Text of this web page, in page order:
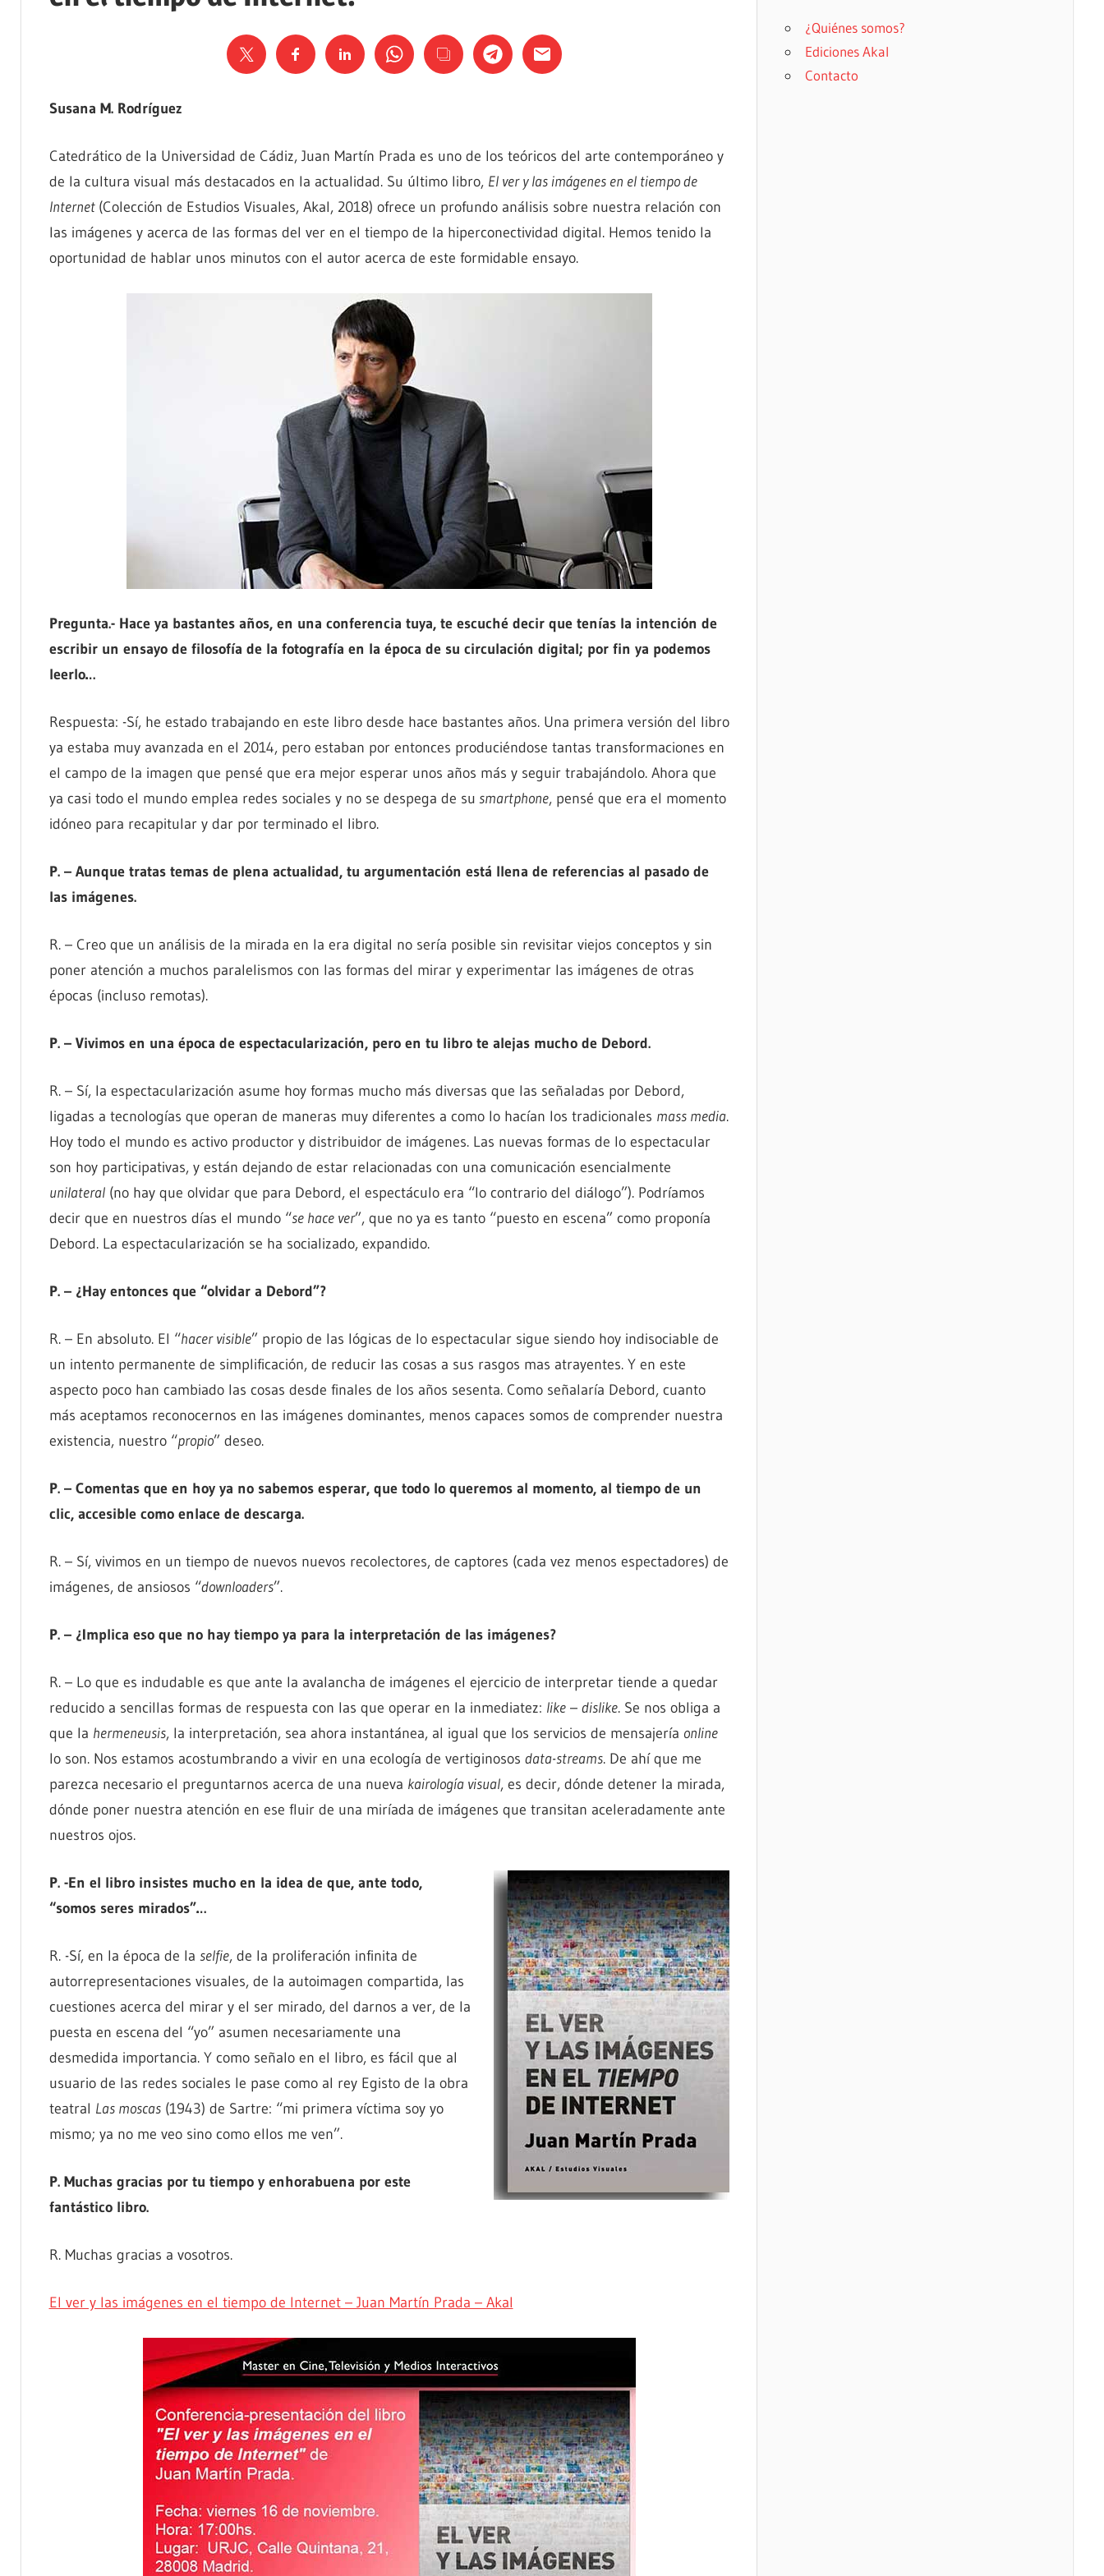
Susana M. Rodríguez
Catedrático de la Universidad de Cádiz, Juan Martín Prada es uno de los teóricos del arte contemporáneo y
de la cultura visual más destacados en la actualidad. Su último libro, El ver y las imágenes en el tiempo de
Internet (Colección de Estudios Visuales, Akal, 2018) ofrece un profundo análisis sobre nuestra relación con
las imágenes y acerca de las formas del ver en el tiempo de la hiperconectividad digital. Hemos tenido la
oportunidad de hablar unos minutos con el autor acerca de este formidable ensayo.
Pregunta.- Hace ya bastantes años, en una conferencia tuya, te escuché decir que tenías la intención de
escribir un ensayo de filosofía de la fotografía en la época de su circulación digital; por fin ya podemos
leerlo…
Respuesta: -Sí, he estado trabajando en este libro desde hace bastantes años. Una primera versión del libro
ya estaba muy avanzada en el 2014, pero estaban por entonces produciéndose tantas transformaciones en
el campo de la imagen que pensé que era mejor esperar unos años más y seguir trabajándolo. Ahora que
ya casi todo el mundo emplea redes sociales y no se despega de su smartphone, pensé que era el momento
idóneo para recapitular y dar por terminado el libro.
P. – Aunque tratas temas de plena actualidad, tu argumentación está llena de referencias al pasado de
las imágenes.
R. – Creo que un análisis de la mirada en la era digital no sería posible sin revisitar viejos conceptos y sin
poner atención a muchos paralelismos con las formas del mirar y experimentar las imágenes de otras
épocas (incluso remotas).
P. – Vivimos en una época de espectacularización, pero en tu libro te alejas mucho de Debord.
R. – Sí, la espectacularización asume hoy formas mucho más diversas que las señaladas por Debord,
ligadas a tecnologías que operan de maneras muy diferentes a como lo hacían los tradicionales mass media.
Hoy todo el mundo es activo productor y distribuidor de imágenes. Las nuevas formas de lo espectacular
son hoy participativas, y están dejando de estar relacionadas con una comunicación esencialmente
unilateral(no hay que olvidar que para Debord, el espectáculo era “lo contrario del diálogo”). Podríamos
decir que en nuestros días el mundo “se hace ver”, que no ya es tanto “puesto en escena” como proponía
Debord. La espectacularización se ha socializado, expandido.
P. – ¿Hay entonces que “olvidar a Debord”?
R. – En absoluto. El “hacer visible” propio de las lógicas de lo espectacular sigue siendo hoy indisociable de
un intento permanente de simplificación, de reducir las cosas a sus rasgos mas atrayentes. Y en este
aspecto poco han cambiado las cosas desde finales de los años sesenta. Como señalaría Debord, cuanto
más aceptamos reconocernos en las imágenes dominantes, menos capaces somos de comprender nuestra
existencia, nuestro “propio” deseo.
P. – Comentas que en hoy ya no sabemos esperar, que todo lo queremos al momento, al tiempo de un
clic, accesible como enlace de descarga.
R. – Sí, vivimos en un tiempo de nuevos nuevos recolectores, de captores (cada vez menos espectadores) de
imágenes, de ansiosos “downloaders”.
P. – ¿Implica eso que no hay tiempo ya para la interpretación de las imágenes?
R. – Lo que es indudable es que ante la avalancha de imágenes el ejercicio de interpretar tiende a quedar
reducido a sencillas formas de respuesta con las que operar en la inmediatez: like– dislike. Se nos obliga a
que la hermeneusis, la interpretación, sea ahora instantánea, al igual que los servicios de mensajería online
lo son. Nos estamos acostumbrando a vivir en una ecología de vertiginosos data-streams. De ahí que me
parezca necesario el preguntarnos acerca de una nueva kairología visual, es decir, dónde detener la mirada,
dónde poner nuestra atención en ese fluir de una miríada de imágenes que transitan aceleradamente ante
nuestros ojos.
P. -En el libro insistes mucho en la idea de que, ante todo,
“somos seres mirados”…
R. -Sí, en la época de la selfie, de la proliferación infinita de
autorrepresentaciones visuales, de la autoimagen compartida, las
cuestiones acerca del mirar y el ser mirado, del darnos a ver, de la
puesta en escena del “yo” asumen necesariamente una
desmedida importancia. Y como señalo en el libro, es fácil que al
usuario de las redes sociales le pase como al rey Egisto de la obra
teatral Las moscas(1943) de Sartre: “mi primera víctima soy yo
mismo; ya no me veo sino como ellos me ven”.
P. Muchas gracias por tu tiempo y enhorabuena por este
fantástico libro.
R. Muchas gracias a vosotros.
El ver y las imágenes en el tiempo de Internet – Juan Martín Prada – Akal
¿Quiénes somos?
Ediciones Akal
Contacto